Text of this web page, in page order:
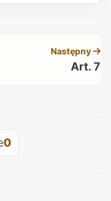
Następny
Art. 7
0